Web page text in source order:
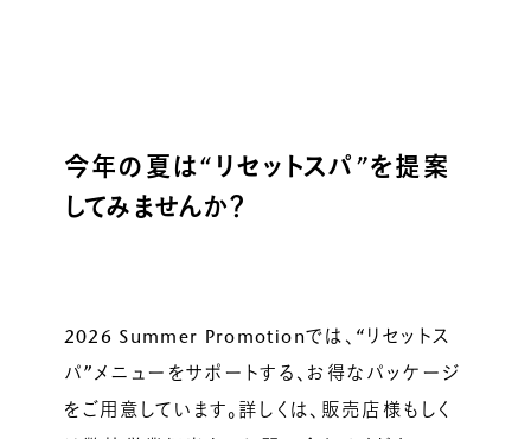
今年の夏は“リセットスパ”を提案
してみませんか？
2026 Summer Promotionでは、“リセットス
パ”メニューをサポートする、お得なパッケージ
をご用意しています。詳しくは、販売店様もしく